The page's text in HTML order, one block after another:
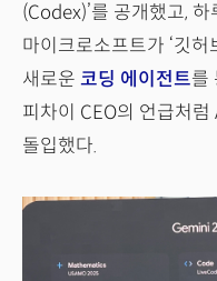
(Codex)’를 공개했고,
마이크로소프트가 ‘깃
새로운 코딩 에이전트를
피차이 CEO의 언급처럼
돌입했다.